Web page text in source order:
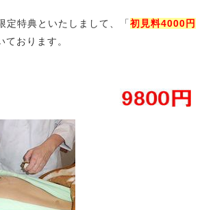
定特典といたしまして、「初見料4000円
ております。